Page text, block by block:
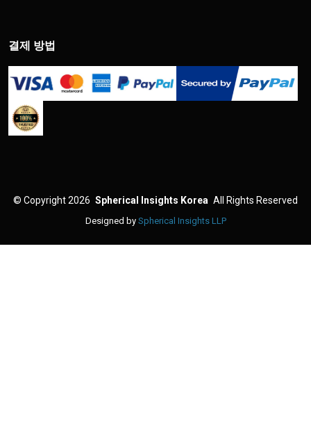
결제 방법
© Copyright 2026 Spherical Insights Korea All Rights Reserved
Designed by Spherical Insights LLP